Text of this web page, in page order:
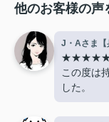
他のお客様の声
J・Aさま【
この度は
した。